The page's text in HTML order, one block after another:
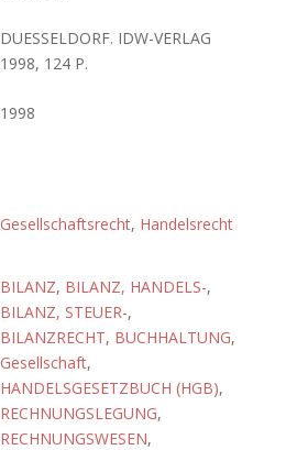
DUESSELDORF. IDW-VERLAG
1998, 124 P.
1998
Gesellschaftsrecht, Handelsrecht
BILANZ, BILANZ, HANDELS-,
BILANZ, STEUER-,
BILANZRECHT, BUCHHALTUNG,
Gesellschaft,
HANDELSGESETZBUCH (HGB),
RECHNUNGSLEGUNG,
RECHNUNGSWESEN,